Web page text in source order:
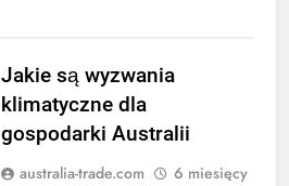
Jakie są wyzwania
klimatyczne dla
gospodarki Australii
australia-trade.com
6 miesięcy